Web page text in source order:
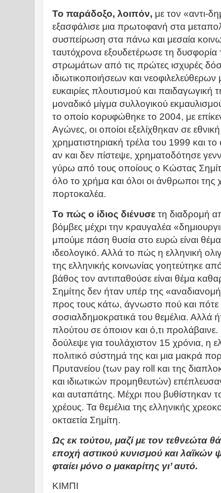
Το παράδοξο, λοιπόν, με τον «αντι-
εξασφάλισε μια πρωτοφανή στα
συσπείρωση στα πάνω και μεσαία
ταυτόχρονα εξουδετέρωσε τη
στρωμάτων από τις πρώτες ισχυρές
ιδιωτικοποιήσεων και
ευκαιρίες πλουτισμού και παιδαγωγική
μοναδικό μίγμα συλλογικού
το οποίο κορυφώθηκε το 2004, με
Αγώνες, οι οποίοι εξελίχθηκαν σε
χρηματιστηριακή τρέλα του 1999 και
αν και δεν πίστεψε, χρηματοδότησε
γύρω από τους οποίους ο Κώστας
όλο το χρήμα και όλοι οι άνθρωποι
πορτοκαλέα.
Το πώς ο ίδιος διένυσε τη διαδρομή
βόμβες μέχρι την κραυγαλέα
μπούμε πάση θυσία στο ευρώ είναι
ιδεολογικό. Αλλά το πώς η ελληνική
της ελληνικής κοινωνίας γοητεύτηκε
βάθος τον αντιπαθούσε είναι θέμα
Σημίτης δεν ήταν υπέρ της
προς τους κάτω, άγνωστο πού και πότε
σοσιαλδημοκρατικά του θεμέλια. Αλλά
πλούτου σε όποιον και ό,τι
δούλεψε για τουλάχιστον 15 χρόνια, η
πολιτικό σύστημά της και μια μακρά
Πρυτανείου (των pay roll και της
και ιδιωτικών προμηθευτών)
και αυταπάτης. Μέχρι που βυθίστηκαν
χρέους. Τα θεμέλια της ελληνικής
οκταετία Σημίτη.
Ως εκ τούτου, μαζί με τον τεθνεώτα
εποχή αστικού κυνισμού και
φταίει μόνο ο μακαρίτης γι’ αυτό.
ΚΙΜΠΙ